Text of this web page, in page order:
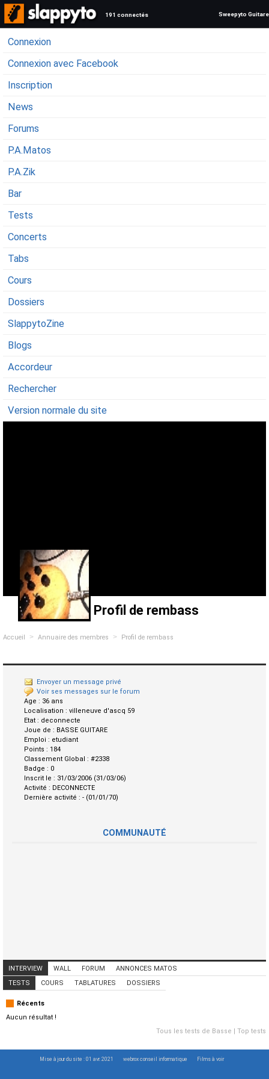
191 connectés Sweepyto Guitare
Connexion
Connexion avec Facebook
Inscription
News
Forums
P.A.Matos
P.A.Zik
Bar
Tests
Concerts
Tabs
Cours
Dossiers
SlappytoZine
Blogs
Accordeur
Rechercher
Version normale du site
Profil de rembass
Accueil > Annuaire des membres > Profil de rembass
Envoyer un message privé
Voir ses messages sur le forum
Age : 36 ans
Localisation : villeneuve d'ascq 59
Etat : deconnecte
Joue de : BASSE GUITARE
Emploi : etudiant
Points : 184
Classement Global : #2338
Badge : 0
Inscrit le : 31/03/2006 (31/03/06)
Activité : DECONNECTE
Dernière activité : - (01/01/70)
COMMUNAUTÉ
INTERVIEW WALL FORUM
ANNONCES MATOS
ANNONCES MUSICIENS
CONCERTS
TESTS COURS TABLATURES DOSSIERS
Récents
Aucun résultat !
Tous les tests de Basse
Top tests
Mise à jour du site : 01 avr. 2021 webrox conseil informatique Films à voir